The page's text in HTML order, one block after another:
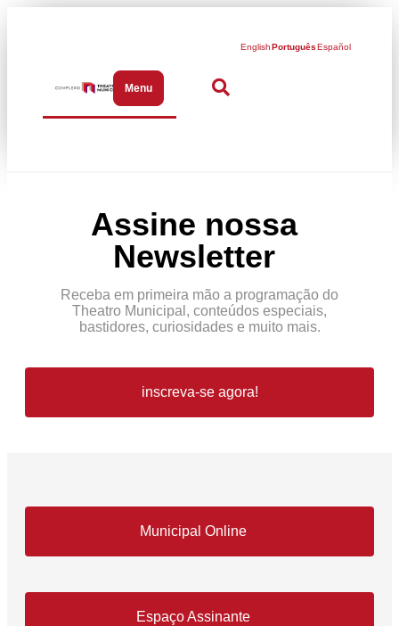
MenuAbrir menu de navegação
EnglishPortuguêsEspañol
Assine nossa
Newsletter
Receba em primeira mão a programação do
Theatro Municipal, conteúdos especiais,
bastidores, curiosidades e muito mais.
inscreva-se agora!
Municipal Online
Espaço Assinante